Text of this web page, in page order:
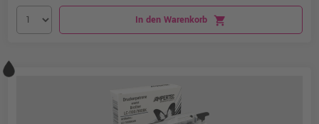
In den Warenkorb shopping_cart